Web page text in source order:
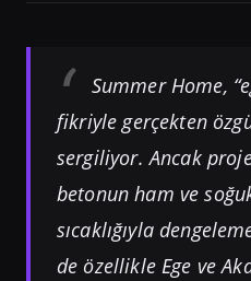
Summer Home,
fikriyle gerçekten
sergiliyor. Ancak
betonun ham ve
sıcaklığıyla
de özellikle Ege ve